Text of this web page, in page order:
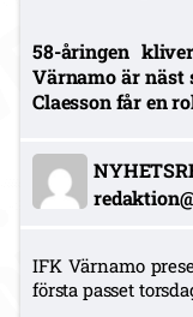
58-åringen
Värnamo är näst
Claesson får en
IFK Värnamo
första passet